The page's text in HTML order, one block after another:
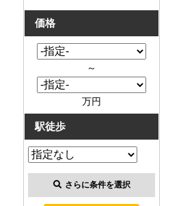
価格
～
万円
駅徒歩
さらに条件を選択